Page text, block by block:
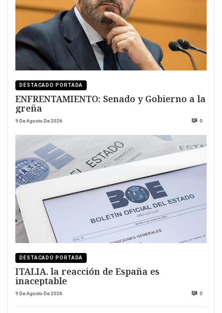
DESTACADO PORTADA
ENFRENTAMIENTO: Senado y Gobierno a la
greña
9 De Agosto De 2026 0
DESTACADO PORTADA
ITALIA. la reacción de España es
inaceptable
9 De Agosto De 2026 0